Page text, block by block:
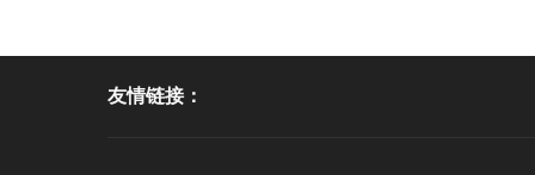
友情链接：